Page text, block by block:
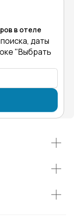
в отеле
даты
"Выбрать